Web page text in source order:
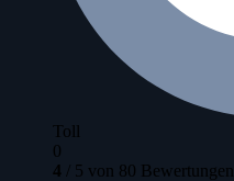
Toll
0
4 / 5 von 80 Bewertungen